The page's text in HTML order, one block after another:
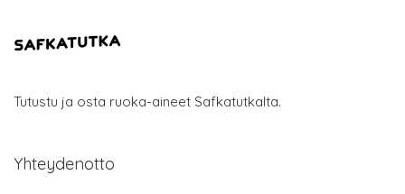
Tutustu ja osta ruoka-aineet Safkatutkalta.
Yhteydenotto